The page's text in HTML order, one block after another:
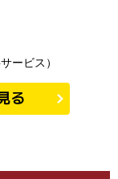
ービス）
る